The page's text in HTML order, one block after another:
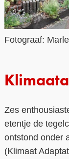
Fotograaf:
Zes
etentje de
ontstond onder
(Klimaat